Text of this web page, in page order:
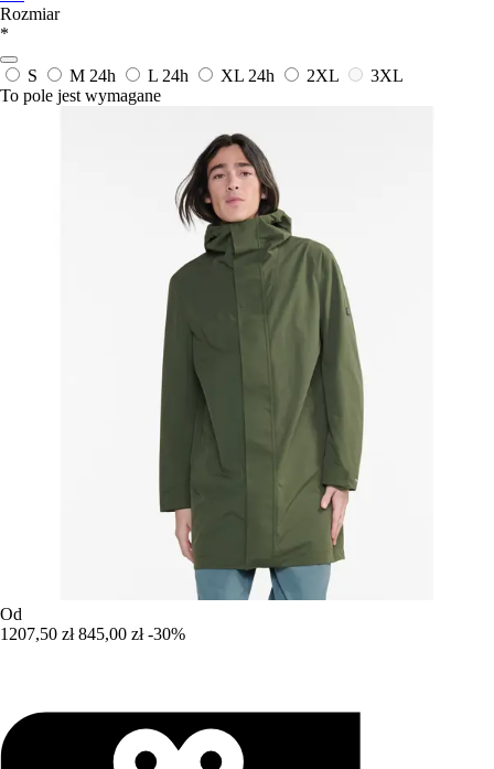
Rozmiar
*
S M 24h L 24h XL 24h 2XL
3XL
To pole jest wymagane
Od
1207,50 zł 845,00 zł -30%